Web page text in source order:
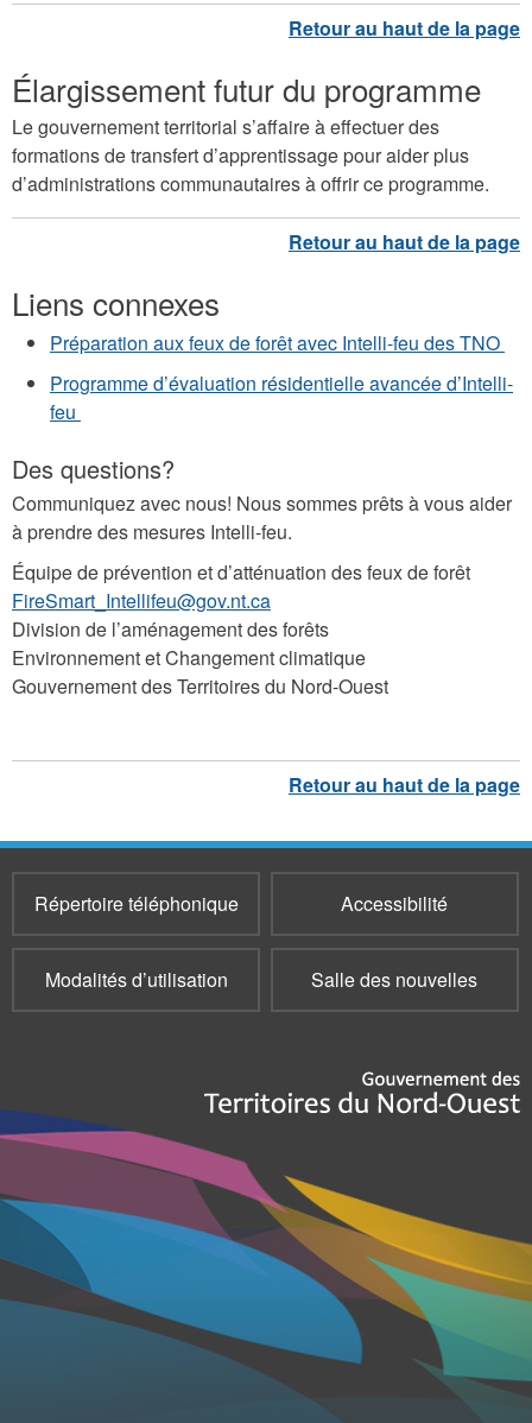
Élargissement futur du programme
Le gouvernement territorial s’affaire à effectuer des
formations de transfert d’apprentissage pour aider plus
d’administrations communautaires à offrir ce programme.
Liens connexes
Préparation aux feux de forêt avec Intelli-feu des TNO
Programme d’évaluation résidentielle avancée d’Intelli-
feu
Des questions?
Communiquez avec nous! Nous sommes prêts à vous aider
à prendre des mesures Intelli-feu.
Équipe de prévention et d’atténuation des feux de forêt
FireSmart_Intellifeu@gov.nt.ca
Division de l’aménagement des forêts
Environnement et Changement climatique
Gouvernement des Territoires du Nord-Ouest
Répertoire téléphonique Accessibilité
Modalités d’utilisation Salle des nouvelles